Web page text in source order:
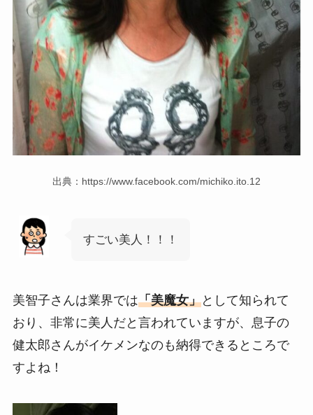
出典：https://www.facebook.com/michiko.ito.12
すごい美人！！！
美智子さんは業界では「美魔女」として知られて
おり、非常に美人だと言われていますが、息子の
健太郎さんがイケメンなのも納得できるところで
すよね！